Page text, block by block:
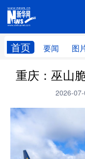
首页 要闻 图
重庆：巫山
2026-